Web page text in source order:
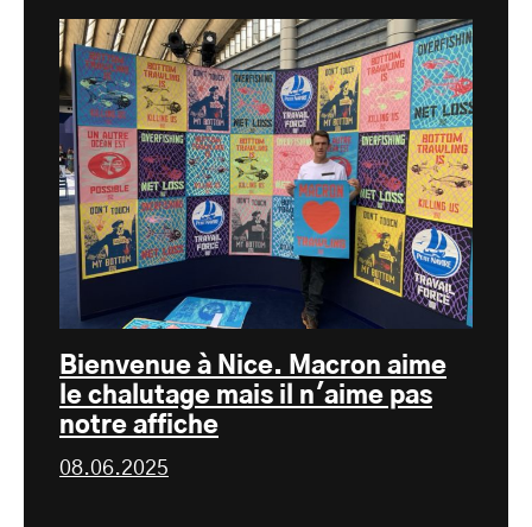
Bienvenue à Nice. Macron aime
le chalutage mais il n'aime pas
notre affiche
08.06.2025